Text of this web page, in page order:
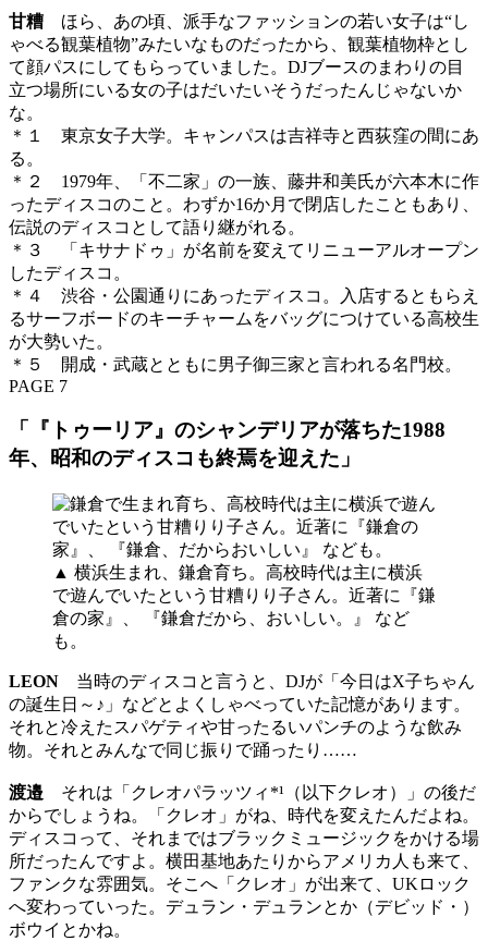
甘糟 ほら、あの頃、派手なファッションの若い女子は“し
ゃべる観葉植物”みたいなものだったから、観葉植物枠とし
て顔パスにしてもらっていました。DJブースのまわりの目
立つ場所にいる女の子はだいたいそうだったんじゃないか
な。
＊１ 東京女子大学。キャンパスは吉祥寺と西荻窪の間にあ
る。
＊２ 1979年、「不二家」の一族、藤井和美氏が六本木に作
ったディスコのこと。わずか16か月で閉店したこともあり、
伝説のディスコとして語り継がれる。
＊３ 「キサナドゥ」が名前を変えてリニューアルオープン
したディスコ。
＊４ 渋谷・公園通りにあったディスコ。入店するともらえ
るサーフボードのキーチャームをバッグにつけている高校生
が大勢いた。
＊５ 開成・武蔵とともに男子御三家と言われる名門校。
PAGE 7
「『トゥーリア』のシャンデリアが落ちた1988
年、昭和のディスコも終焉を迎えた」
▲ 横浜生まれ、鎌倉育ち。高校時代は主に横浜
で遊んでいたという甘糟りり子さん。近著に『鎌
倉の家』、 『鎌倉だから、おいしい。』 など
も。
LEON 当時のディスコと言うと、DJが「今日はX子ちゃん
の誕生日～♪」などとよくしゃべっていた記憶があります。
それと冷えたスパゲティや甘ったるいパンチのような飲み
物。それとみんなで同じ振りで踊ったり……
渡邉 それは「クレオパラッツィ*¹（以下クレオ）」の後だ
からでしょうね。「クレオ」がね、時代を変えたんだよね。
ディスコって、それまではブラックミュージックをかける場
所だったんですよ。横田基地あたりからアメリカ人も来て、
ファンクな雰囲気。そこへ「クレオ」が出来て、UKロック
へ変わっていった。デュラン・デュランとか（デビッド・）
ボウイとかね。